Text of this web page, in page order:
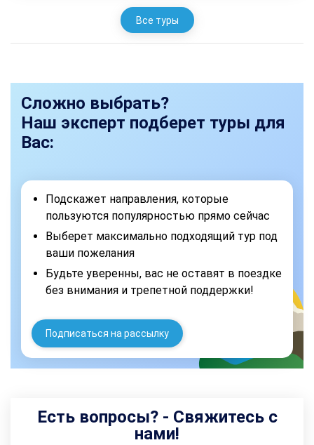
Все туры
Сложно выбрать?
Наш эксперт подберет туры для
Вас:
Подскажет направления, которые
пользуются популярностью прямо сейчас
Выберет максимально подходящий тур под
ваши пожелания
Будьте уверенны, вас не оставят в поездке
без внимания и трепетной поддержки!
Подписаться на рассылку
Есть вопросы? - Свяжитесь с
нами!